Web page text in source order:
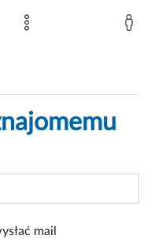
mail